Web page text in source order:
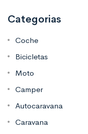
Categorias
Coche
Bicicletas
Moto
Camper
Autocaravana
Caravana